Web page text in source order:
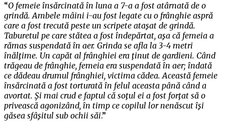
“O femeie însărcinată în luna a 7-a a fost atârnată de o
grindă. Ambele mâini i-au fost legate cu o frânghie aspră
care a fost trecută peste un scripete ataşat de grindă.
Taburetul pe care stătea a fost îndepărtat, aşa că femeia a
rămas suspendată în aer. Grinda se afla la 3-4 metri
înălţime. Un capăt al frânghiei era ţinut de gardieni. Când
trăgeau de frânghie, femeia era suspendată în aer; îndată
ce dădeau drumul frânghiei, victima cădea. Această femeie
însărcinată a fost torturată în felul aceasta până când a
avortat. Şi mai crud e faptul că soţul ei a fost forţat să o
privească agonizând, în timp ce copilul lor nenăscut îşi
găsea sfâşitul sub ochii săi.”